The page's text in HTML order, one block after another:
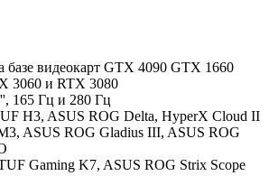
видеокарт GTX 4090 GTX 1660
3060 и RTX 3080
165 Гц и 280 Гц
H3, ASUS ROG Delta, HyperX Cloud II
ASUS ROG Gladius III, ASUS ROG
Gaming K7, ASUS ROG Strix Scope